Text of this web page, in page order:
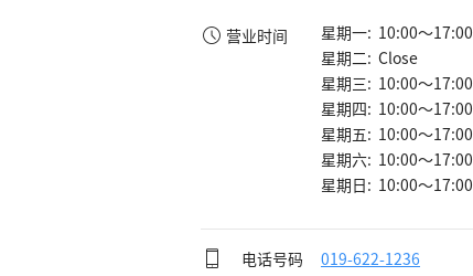
营业时间
星期一: 10:00～17:00
星期二: Close
星期三: 10:00～17:00
星期四: 10:00～17:00
星期五: 10:00～17:00
星期六: 10:00～17:00
星期日: 10:00～17:00
电话号码 019-622-1236